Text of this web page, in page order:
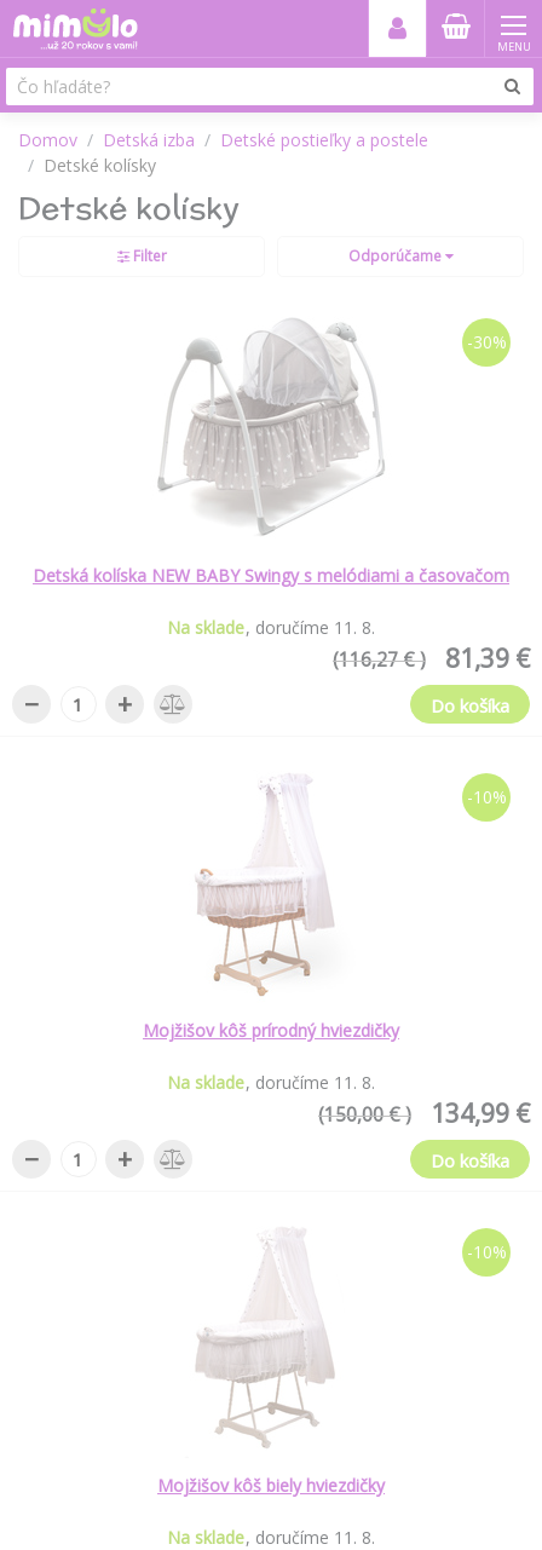
MENU
Domov Detská izba
Detské postieľky a postele
Detské kolísky
Detské kolísky
Filter Odporúčame
-30%
Detská kolíska NEW BABY Swingy s melódiami a časovačom
Na sklade doručíme 11 . 8.
81,39 €
(116,27 € )
− + Do košíka
-10%
Mojžišov kôš prírodný hviezdičky
Na sklade doručíme 11 . 8.
134,99 €
(150,00 € )
− + Do košíka
-10%
Mojžišov kôš biely hviezdičky
Na sklade doručíme 11 . 8.